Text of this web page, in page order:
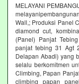
MELAYANI
Wall,; Produksi Panel
diamond cut,
(Panel) Panjat
panjat tebing 31 Agt
Delapan Abadi) yang
selalu berkomitmen
Climbing, Papan
climbing papan